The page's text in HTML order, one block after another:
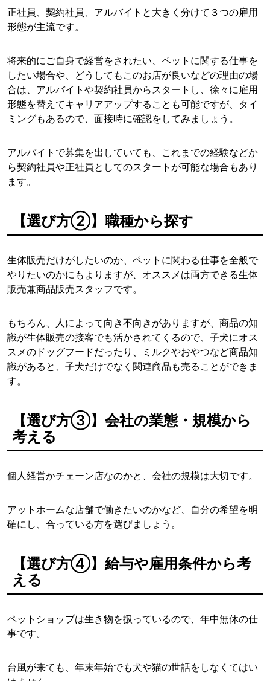
正社員、契約社員、アルバイトと大きく分けて３つの雇用
形態が主流です。
将来的にご自身で経営をされたい、ペットに関する仕事を
したい場合や、どうしてもこのお店が良いなどの理由の場
合は、アルバイトや契約社員からスタートし、徐々に雇用
形態を替えてキャリアアップすることも可能ですが、タイ
ミングもあるので、面接時に確認をしてみましょう。
アルバイトで募集を出していても、これまでの経験などか
ら契約社員や正社員としてのスタートが可能な場合もあり
ます。
【選び方②】職種から探す
生体販売だけがしたいのか、ペットに関わる仕事を全般で
やりたいのかにもよりますが、オススメは両方できる生体
販売兼商品販売スタッフです。
もちろん、人によって向き不向きがありますが、商品の知
識が生体販売の接客でも活かされてくるので、子犬にオス
スメのドッグフードだったり、ミルクやおやつなど商品知
識があると、子犬だけでなく関連商品も売ることができま
す。
【選び方③】会社の業態・規模から
考える
個人経営かチェーン店なのかと、会社の規模は大切です。
アットホームな店舗で働きたいのかなど、自分の希望を明
確にし、合っている方を選びましょう。
【選び方④】給与や雇用条件から考
える
ペットショップは生き物を扱っているので、年中無休の仕
事です。
台風が来ても、年末年始でも犬や猫の世話をしなくてはい